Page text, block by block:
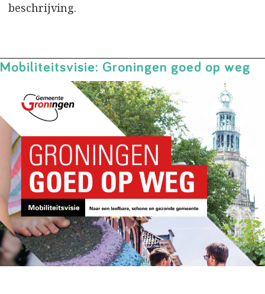
beschrijving.
Mobiliteitsvisie: Groningen goed op weg